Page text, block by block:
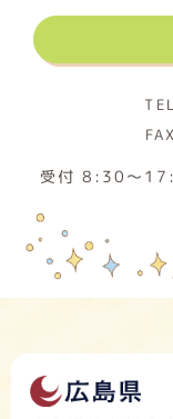
受付 8:30～